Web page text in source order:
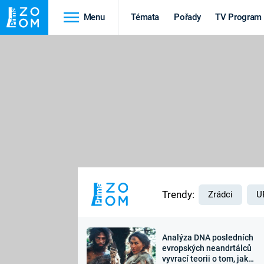
Menu Témata Pořady TV Program
Výročí
Trendy: Zrádci
Analýza DNA posledních
evropských neandrtálců
vyvrací teorii o tom, jak